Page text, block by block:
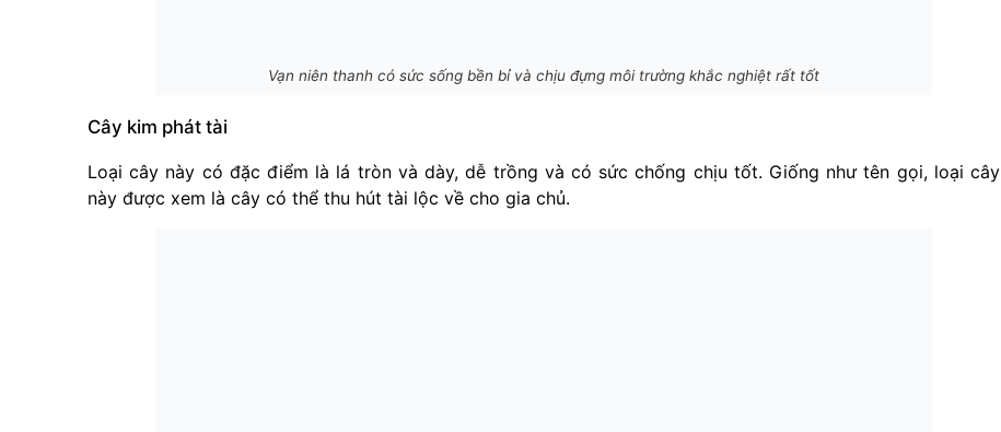
Vạn niên thanh có sức sống bền bỉ và chịu đựng môi trường khắc nghiệt rất tốt
Cây kim phát tài
Loại cây này có đặc điểm là lá tròn và dày, dễ trồng và có sức chống chịu tốt. Giống như tên gọi, loại cây
này được xem là cây có thể thu hút tài lộc về cho gia chủ.